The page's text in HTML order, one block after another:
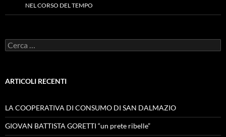
NEL CORSO DEL TEMPO
Ricerca
per:
ARTICOLI RECENTI
LA COOPERATIVA DI CONSUMO DI SAN DALMAZIO
GIOVAN BATTISTA GORETTI “un prete ribelle”